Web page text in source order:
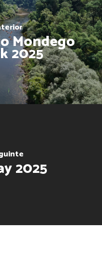
Mondego
2025
2025